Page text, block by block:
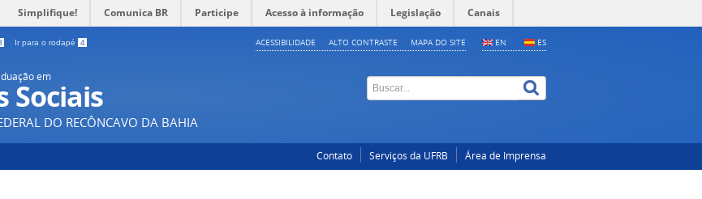
Simplifique! Comunica BR Participe Acesso à informação Legislação Canais
Ir para o rodapé 4 EN ES
ACESSIBILIDADE ALTO CONTRASTE MAPA DO SITE
em
Sociais
DO RECÔNCAVO DA BAHIA
Contato Serviços da UFRB Área de Imprensa